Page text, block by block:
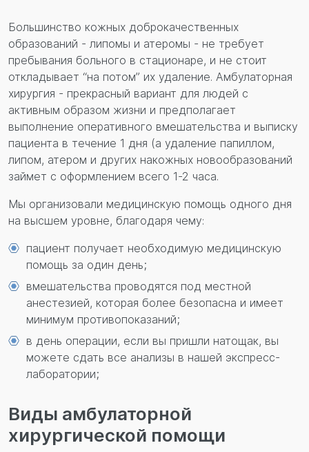
Большинство кожных доброкачественных
образований - липомы и атеромы - не требует
пребывания больного в стационаре, и не стоит
откладывает “на потом” их удаление. Амбулаторная
хирургия - прекрасный вариант для людей с
активным образом жизни и предполагает
выполнение оперативного вмешательства и выписку
пациента в течение 1 дня (а удаление папиллом,
липом, атером и других накожных новообразований
займет с оформлением всего 1-2 часа.
Мы организовали медицинскую помощь одного дня
на высшем уровне, благодаря чему:
пациент получает необходимую медицинскую
помощь за один день;
вмешательства проводятся под местной
анестезией, которая более безопасна и имеет
минимум противопоказаний;
в день операции, если вы пришли натощак, вы
можете сдать все анализы в нашей экспресс-
лаборатории;
Виды амбулаторной
хирургической помощи